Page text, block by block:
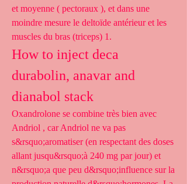
et moyenne ( pectoraux ), et dans une
moindre mesure le deltoïde antérieur et les
muscles du bras (triceps) 1.
How to inject deca
durabolin, anavar and
dianabol stack
Oxandrolone se combine très bien avec
Andriol , car Andriol ne va pas
s&rsquo;aromatiser (en respectant des doses
allant jusqu&rsquo;à 240 mg par jour) et
n&rsquo;a que peu d&rsquo;influence sur la